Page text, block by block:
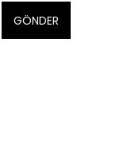
GÖNDER